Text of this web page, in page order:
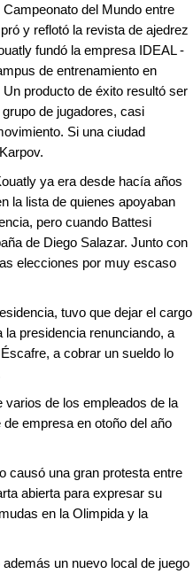
del Mundo entre
y reflotó la revista de ajedrez
fundó la empresa IDEAL -
de entrenamiento en
producto de éxito resultó ser
de jugadores, casi
Si una ciudad
ya era desde hacía años
la lista de quienes apoyaban
pero cuando Battesi
de Diego Salazar. Junto con
elecciones por muy escaso
tuvo que dejar el cargo
la presidencia renunciando, a
a cobrar un sueldo lo
de los empleados de la
empresa en otoño del año
causó una gran protesta entre
abierta para expresar su
en la Olimpida y la
un nuevo local de juego